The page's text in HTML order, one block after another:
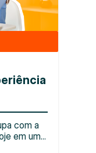
com a
em um...